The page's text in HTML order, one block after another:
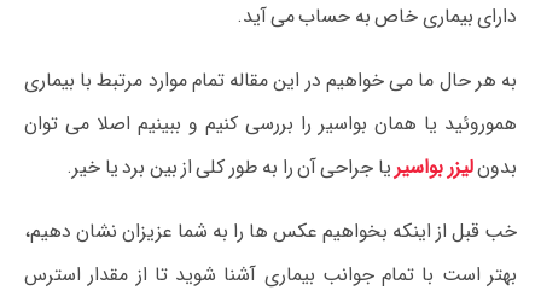
دارای بیماری خاص به حساب می آید.
به هر حال ما می خواهیم در این مقاله تمام موارد مرتبط با بیماری
هموروئید یا همان بواسیر را بررسی کنیم و ببینیم اصلا می توان
بدونلیزر بواسیریا جراحی آن را به طور کلی از بین برد یا خیر.
خب قبل از اینکه بخواهیم عکس ها را به شما عزیزان نشان دهیم،
بهتر است با تمام جوانب بیماری آشنا شوید تا از مقدار استرس